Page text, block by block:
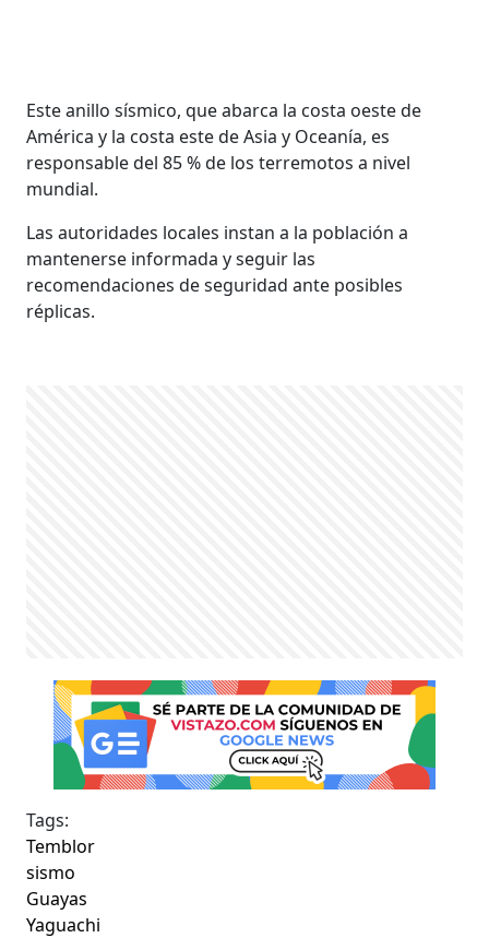
Este anillo sísmico, que abarca la costa oeste de
América y la costa este de Asia y Oceanía, es
responsable del 85 % de los terremotos a nivel
mundial.
Las autoridades locales instan a la población a
mantenerse informada y seguir las
recomendaciones de seguridad ante posibles
réplicas.
Tags:
Temblor
sismo
Guayas
Yaguachi